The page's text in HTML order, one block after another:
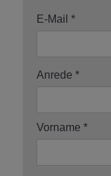
E-Mail
Anrede
Vorname